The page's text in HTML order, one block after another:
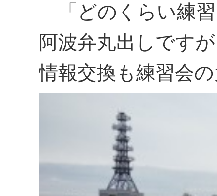
「どのくらい練
阿波弁丸出しです
情報交換も練習会